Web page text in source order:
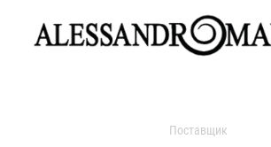
Поставщик